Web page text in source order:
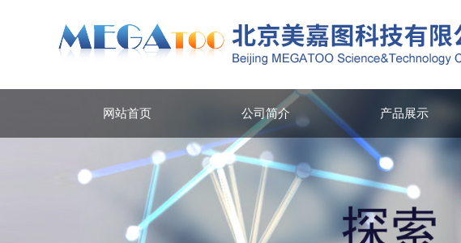
网站首页 公司简介 产品展示